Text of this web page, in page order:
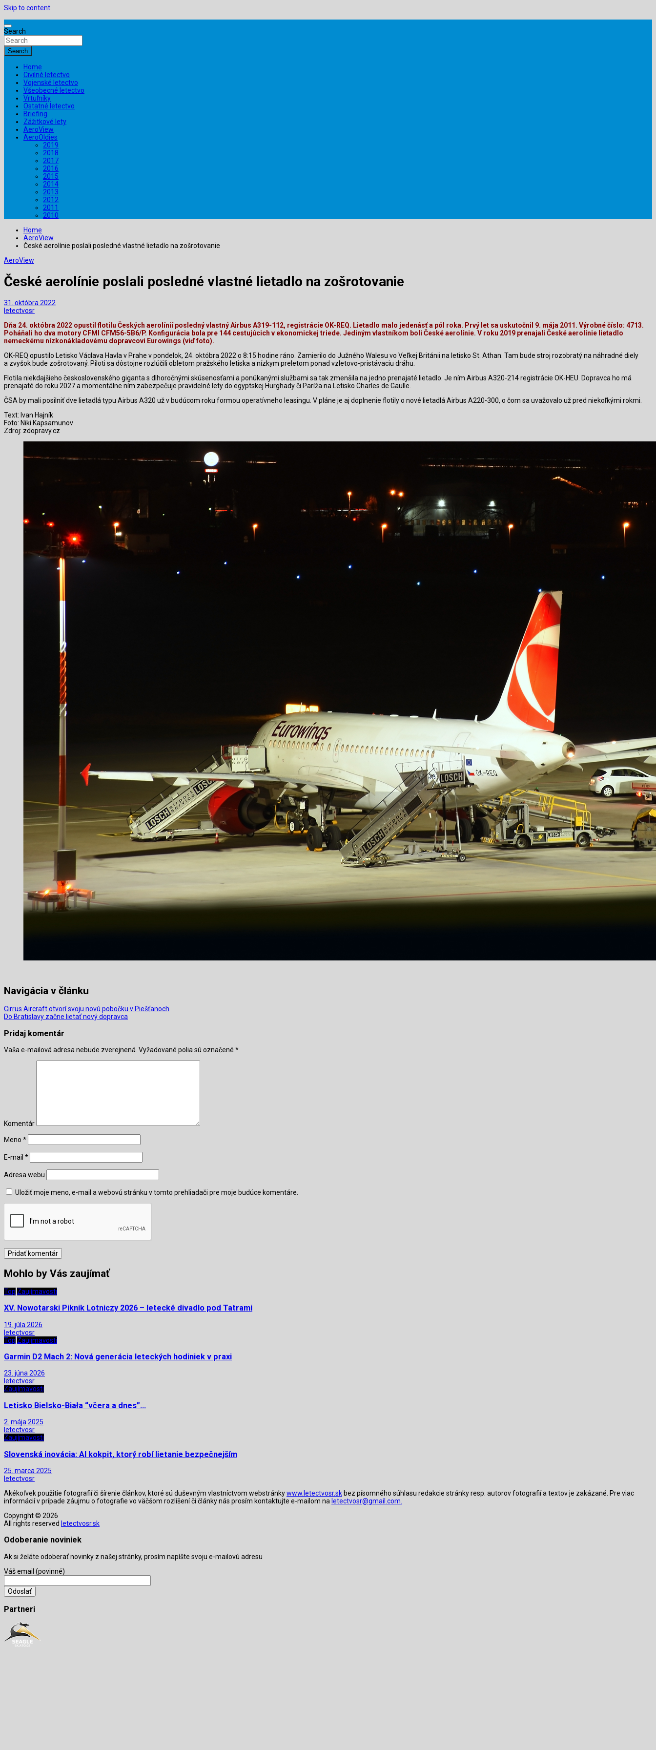
Skip to content
Search
Search
Home
Civilné letectvo
Vojenské letectvo
Všeobecné letectvo
Vrtuľníky
Ostatné letectvo
Briefing
Zážitkové lety
AeroView
AeroOldies
2019
2018
2017
2016
2015
2014
2013
2012
2011
2010
Home
AeroView
České aerolínie poslali posledné vlastné lietadlo na zošrotovanie
AeroView
České aerolínie poslali posledné vlastné lietadlo na zošrotovanie
31. októbra 2022
letectvosr
Dňa 24. októbra 2022 opustil flotilu Českých aerolínií posledný vlastný Airbus A319-112, registrácie OK-REQ. Lietadlo malo jedenásť a pól roka. Prvý let sa uskutočnil 9. mája 2011. Výrobné číslo: 4713.
Poháňali ho dva motory CFMI CFM56-5B6/P. Konfigurácia bola pre 144 cestujúcich v ekonomickej triede. Jediným vlastníkom boli České aerolínie. V roku 2019 prenajali České aerolínie lietadlo
nemeckému nízkonákladovému dopravcovi Eurowings (viď foto).
OK-REQ opustilo Letisko Václava Havla v Prahe v pondelok, 24. októbra 2022 o 8:15 hodine ráno. Zamierilo do Južného Walesu vo Veľkej Británii na letisko St. Athan. Tam bude stroj rozobratý na náhradné diely
a zvyšok bude zošrotovaný. Piloti sa dôstojne rozlúčili obletom pražského letiska a nízkym preletom ponad vzletovo-pristávaciu dráhu.
Flotila niekdajšieho československého giganta s dlhoročnými skúsenosťami a ponúkanými službami sa tak zmenšila na jedno prenajaté lietadlo. Je ním Airbus A320-214 registrácie OK-HEU. Dopravca ho má
prenajaté do roku 2027 a momentálne ním zabezpečuje pravidelné lety do egyptskej Hurghady či Paríža na Letisko Charles de Gaulle.
ČSA by mali posilniť dve lietadlá typu Airbus A320 už v budúcom roku formou operatívneho leasingu. V pláne je aj doplnenie flotily o nové lietadlá Airbus A220-300, o čom sa uvažovalo už pred niekoľkými rokmi.
Text: Ivan Hajník
Foto: Niki Kapsamunov
Zdroj: zdopravy.cz
Navigácia v článku
Cirrus Aircraft otvorí svoju novú pobočku v Piešťanoch
Do Bratislavy začne lietať nový dopravca
Pridaj komentár
Vaša e-mailová adresa nebude zverejnená. Vyžadované polia sú označené *
Komentár
Meno *
E-mail *
Adresa webu
Uložiť moje meno, e-mail a webovú stránku v tomto prehliadači pre moje budúce komentáre.
Mohlo by Vás zaujímať
Top Zaujímavosti
XV. Nowotarski Piknik Lotniczy 2026 – letecké divadlo pod Tatrami
19. júla 2026
letectvosr
Top Zaujímavosti
Garmin D2 Mach 2: Nová generácia leteckých hodiniek v praxi
23. júna 2026
letectvosr
Zaujímavosti
Letisko Bielsko-Biała “včera a dnes”…
2. mája 2025
letectvosr
Zaujímavosti
Slovenská inovácia: AI kokpit, ktorý robí lietanie bezpečnejším
25. marca 2025
letectvosr
Akékoľvek použitie fotografií či šírenie článkov, ktoré sú duševným vlastníctvom webstránkywww.letectvosr.sk bez písomného súhlasu redakcie stránky resp. autorov fotografií a textov je zakázané. Pre viac
informácií v prípade záujmu o fotografie vo väčšom rozlíšení či články nás prosím kontaktujte e-mailom na letectvosr@gmail.com.
Copyright © 2026
All rights reserved letectvosr.sk
Odoberanie noviniek
Ak si želáte odoberať novinky z našej stránky, prosím napíšte svoju e-mailovú adresu
Váš email (povinné)
Partneri